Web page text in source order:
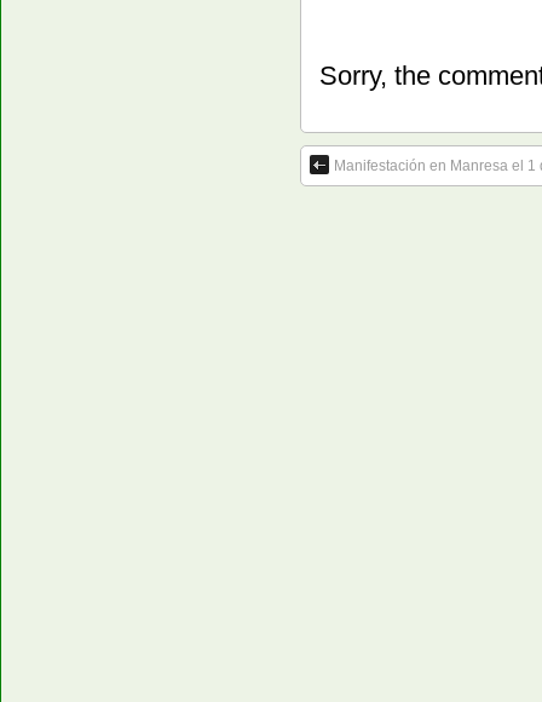
Sorry, the
Manifestación en Manresa el